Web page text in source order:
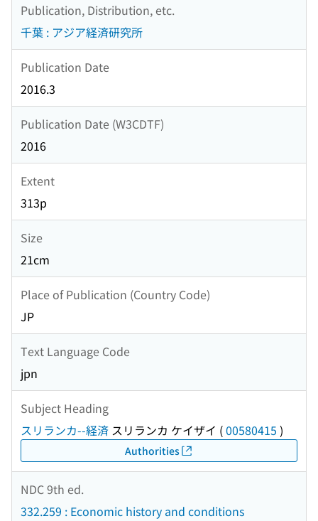
Publication, Distribution, etc.
千葉 : アジア経済研究所
Publication Date
2016.3
Publication Date (W3CDTF)
2016
Extent
313p
Size
21cm
Place of Publication (Country Code)
JP
Text Language Code
jpn
Subject Heading
スリランカ--経済 スリランカ ケイザイ (00580415 )
Authorities
NDC 9th ed.
332.259 : Economic history and conditions